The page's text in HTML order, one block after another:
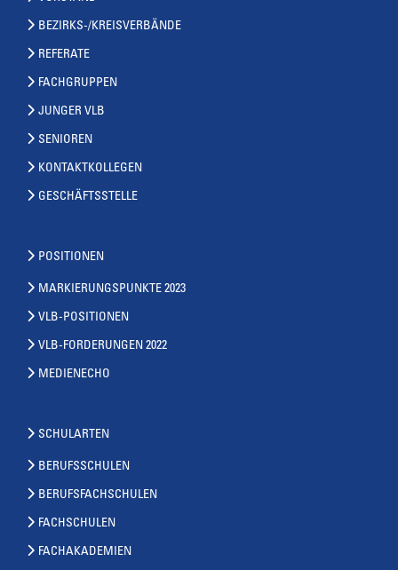
BEZIRKS-/KREISVERBÄNDE
REFERATE
FACHGRUPPEN
JUNGER VLB
SENIOREN
KONTAKTKOLLEGEN
GESCHÄFTSSTELLE
POSITIONEN
MARKIERUNGSPUNKTE 2023
VLB-POSITIONEN
VLB-FORDERUNGEN 2022
MEDIENECHO
SCHULARTEN
BERUFSSCHULEN
BERUFSFACHSCHULEN
FACHSCHULEN
FACHAKADEMIEN